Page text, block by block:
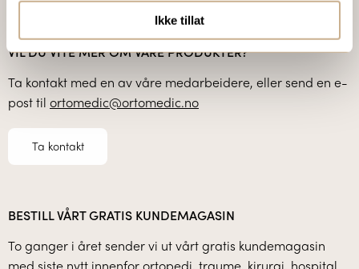
Ikke tillat
VIL DU VITE MER OM VÅRE PRODUKTER?
Ta kontakt med en av våre medarbeidere, eller send en e-
post til ortomedic@ortomedic.no
Ta kontakt
BESTILL VÅRT GRATIS KUNDEMAGASIN
To ganger i året sender vi ut vårt gratis kundemagasin
med siste nytt innenfor ortopedi, traume, kirurgi, hospital